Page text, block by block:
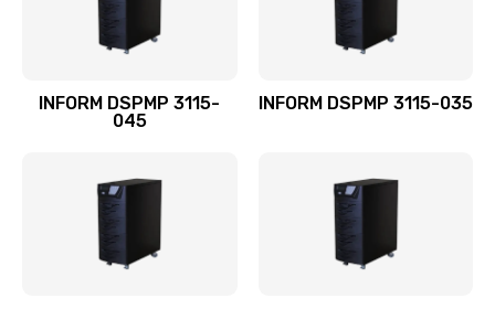
INFORM DSPMP 3115-
045
INFORM DSPMP 3115-035